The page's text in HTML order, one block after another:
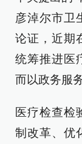
彦淖尔市卫
论证，近期
统筹推进医
而以政务服
医疗检查检
制改革、优